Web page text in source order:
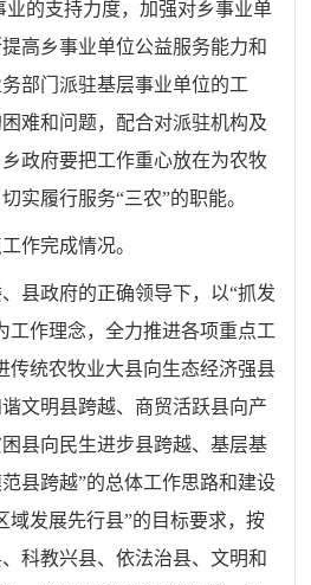
业的支持力度，加强对乡事业单
高乡事业单位公益服务能力和
部门派驻基层事业单位的工
难和问题，配合对派驻机构及
政府要把工作重心放在为农牧
实履行服务“三农”的职能。
作完成情况。
县政府的正确领导下，以“抓发
工作理念，全力推进各项重点工
传统农牧业大县向生态经济强县
文明县跨越、商贸活跃县向产
县向民生进步县跨越、基层基
县跨越”的总体工作思路和建设
域发展先行县”的目标要求，按
科教兴县、依法治县、文明和